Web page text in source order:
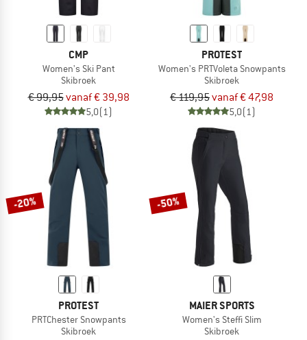
CMP
Women's Ski Pant
Skibroek
€ 99,95vanaf € 39,98
5,0(1)
PROTEST
Women's PRTVoleta Snowpants
Skibroek
€ 119,95vanaf € 47,98
5,0(1)
-20%
PROTEST
PRTChester Snowpants
Skibroek
-50%
MAIER SPORTS
Women's Steffi Slim
Skibroek